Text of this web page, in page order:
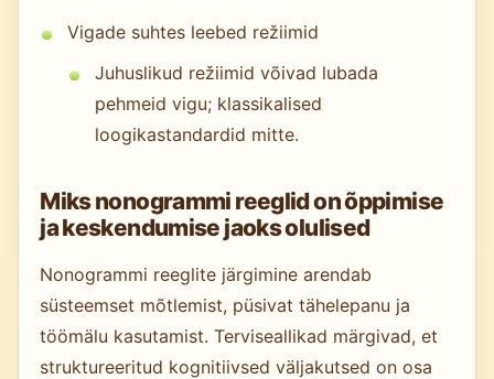
Vigade suhtes leebed režiimid
Juhuslikud režiimid võivad lubada
pehmeid vigu; klassikalised
loogikastandardid mitte.
Miks nonogrammi reeglid on õppimise
ja keskendumise jaoks olulised
Nonogrammi reeglite järgimine arendab
süsteemset mõtlemist, püsivat tähelepanu ja
töömälu kasutamist. Terviseallikad märgivad, et
struktureeritud kognitiivsed väljakutsed on osa